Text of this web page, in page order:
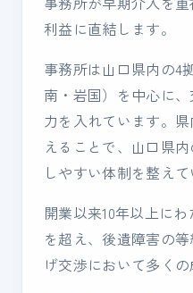
利益に直結します。
事務所は山口県内の4
南・岩国）を中心に
力を入れています。
えることで、山口県
しやすい体制を整えて
開業以来10年以上に
を超え、後遺障害の
げ交渉において多く